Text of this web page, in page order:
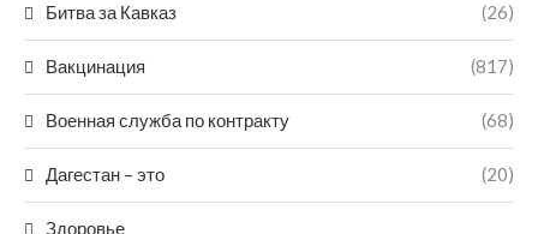
Битва за Кавказ (26)
Вакцинация (817)
Военная служба по контракту (68)
Дагестан – это (20)
Здоровье